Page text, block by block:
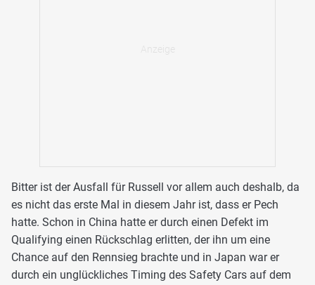
Bitter ist der Ausfall für Russell vor allem auch deshalb, da
es nicht das erste Mal in diesem Jahr ist, dass er Pech
hatte. Schon in China hatte er durch einen Defekt im
Qualifying einen Rückschlag erlitten, der ihn um eine
Chance auf den Rennsieg brachte und in Japan war er
durch ein unglückliches Timing des Safety Cars auf dem